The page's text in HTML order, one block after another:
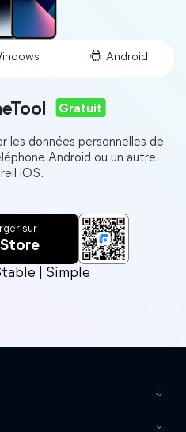
Gratuit
les données personnelles de
Android ou un autre
iOS.
sur
| Simple